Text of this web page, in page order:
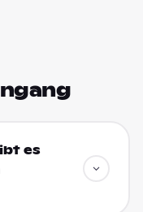
es